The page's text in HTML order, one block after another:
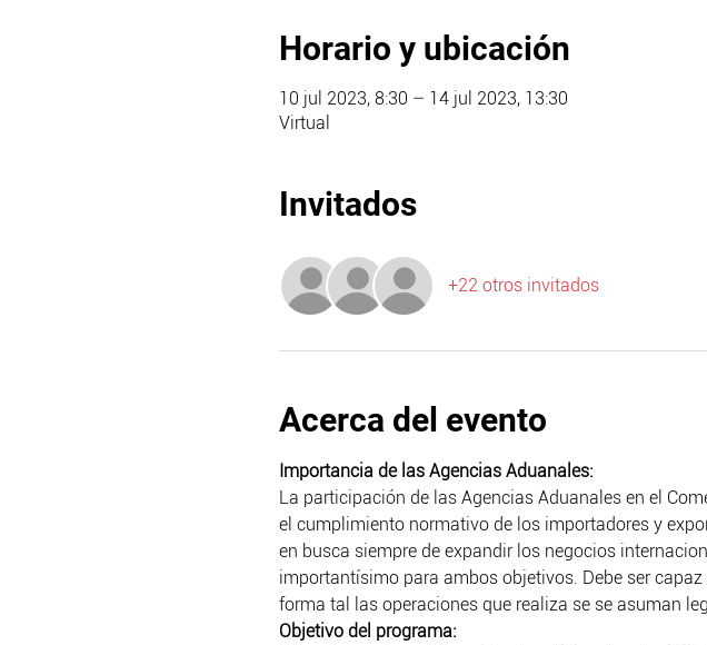
Horario y ubicación
10 jul 2023, 8:30 – 14 jul 2023, 13:30
Virtual
Invitados
+22 otros invitados
Acerca del evento
Importancia de las Agencias Aduanales:
La participación de las Agencias Aduanales en el
el cumplimiento normativo de los importadores y
en busca siempre de expandir los negocios
importantísimo para ambos objetivos. Debe ser
forma tal las operaciones que realiza se se asuman
Objetivo del programa: